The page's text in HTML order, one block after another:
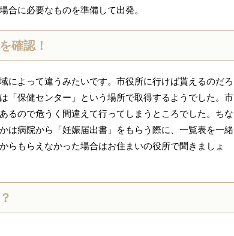
合に必要なものを準備して出発。
確認！
によって違うみたいです。市役所に行けば貰えるのだろ
「保健センター」という場所で取得するようでした。市
るので危うく間違えて行ってしまうところでした。ちな
は病院から「妊娠届出書」をもらう際に、一覧表を一緒
らもらえなかった場合はお住まいの役所で聞きましょ